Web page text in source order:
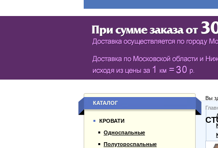
СЕРИЯ ШКАФОВ
РАСПАШНЫЕ
БИБЛИОТЕКИ,
БУФЕТЫ ДАЧНЫЕ
Вы
КАТАЛОГ
КРОВАТИ
Односпальные
Полутороспальные
Гарантии
Оплата и доставка